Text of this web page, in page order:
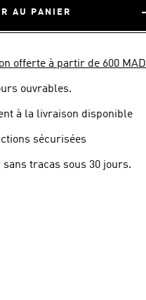
AU PANIER
offerte à partir de 600 MAD
ouvrables.
à la livraison disponible
sécurisées
tracas sous 30 jours.